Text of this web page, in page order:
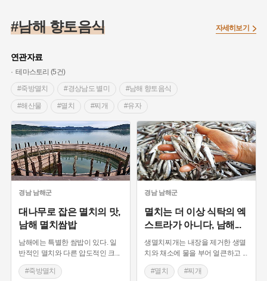
#독립운동가 #영산포 #수령
#풍속
#지역의 설화
#애민 #노원구 #남자현 #조선역사
#강감찬 #박물관 #한의학 #여성 독립운동가
#어린이역사콘텐츠 #강진 #제주도설화 #임시의정원
#전설 #용인 #온라인 생활사박물관 #바위설화 #마을
#백년가게 #인천 #고구려 #지명 #지명유래
#3.1운동 #목민관 #생활용품 #허준 #블루리본
#먼우금 #갯벌 #고구마
#28독립선언 #내성 #왕건 #지역의 오래된 가게
#조선 시대 사회 #바보온달
#남해 향토음식
연관자료
테마스토리 (5건)
#죽방멸치
#경상남도 별미 #남해 향토음식
#해산물 #멸치 #찌개 #유자
자세히보기
경남 남해군
대나무로 잡은 멸치의 맛,
남해 멸치쌈밥
남해에는 특별한 쌈밥이 있다. 일
반적인 멸치와 다른 압도적인 크
#죽방멸치
경남 남해군
멸치는 더 이상 식탁의 엑
스트라가 아니다, 남해 ...
생멸치찌개는 내장을 제거한 생멸
치와 채소에 물을 부어 얼큰하고
#멸치 #찌개